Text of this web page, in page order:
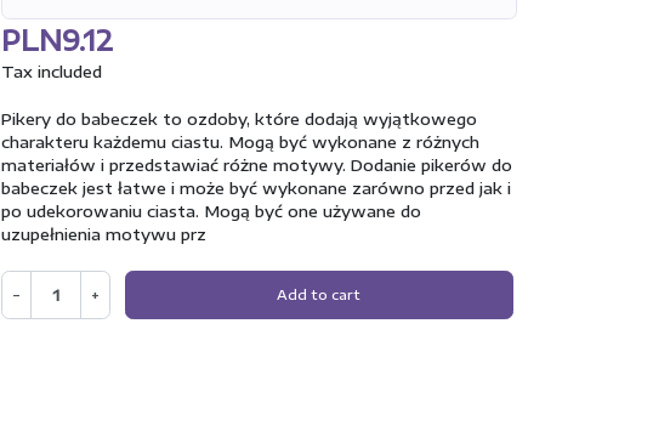
PLN9.12
Tax included
Pikery do babeczek to ozdoby, które dodają wyjątkowego
charakteru każdemu ciastu. Mogą być wykonane z różnych
materiałów i przedstawiać różne motywy. Dodanie pikerów do
babeczek jest łatwe i może być wykonane zarówno przed jak i
po udekorowaniu ciasta. Mogą być one używane do
uzupełnienia motywu prz
− + Add to cart